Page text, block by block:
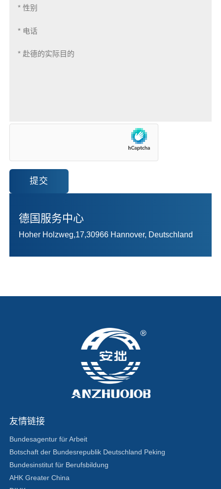
提交
德国服务中心
Hoher Holzweg,17,30966 Hannover, Deutschland
友情链接
Bundesagentur für Arbeit
Botschaft der Bundesrepublik Deutschland Peking
Bundesinstitut für Berufsbildung
AHK Greater China